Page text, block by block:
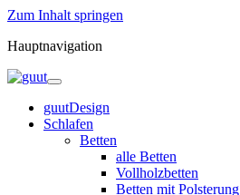
Zum Inhalt springen
Hauptnavigation
guutDesign
Schlafen
Betten
alle Betten
Vollholzbetten
Betten mit Polsterung